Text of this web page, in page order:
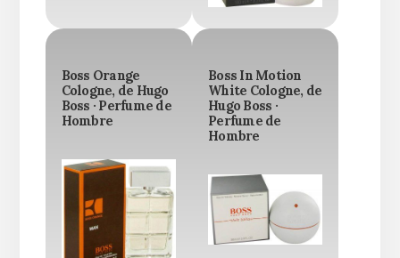
Boss Orange
Cologne, de Hugo
Boss · Perfume de
Hombre
Boss In Motion
White Cologne, de
Hugo Boss ·
Perfume de
Hombre